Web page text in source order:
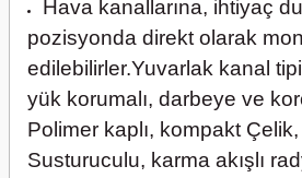
Hava kanallarına, ihtiyaç
pozisyonda direkt olarak
edilebilirler.Yuvarlak kanal tipi
yük korumalı, darbeye ve
Polimer kaplı, kompakt
Susturuculu, karma akışlı